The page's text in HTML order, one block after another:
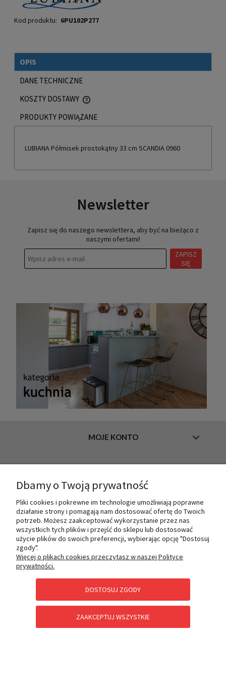
Kod produktu: 6PU102P277
OPIS
DANE TECHNICZNE
KOSZTY DOSTAWY
CENA NIE ZAWIERA EWENTUALNYCH KOSZTÓW PŁATNOŚCI
PRODUKTY POWIĄZANE
LUBIANA Półmisek prostokątny 33 cm SCANDIA 0960
Newsletter
Zapisz się do naszego newslettera, aby być na bieżąco z
naszymi ofertami!
ZAPISZ
SIĘ
MOJE KONTO
O NAS
PŁATNOŚCI I DOSTAWA
POMOC
Dbamy o Twoją prywatność
Pliki cookies i pokrewne im technologie umożliwiają poprawne
działanie strony i pomagają nam dostosować ofertę do Twoich
potrzeb. Możesz zaakceptować wykorzystanie przez nas
wszystkich tych plików i przejść do sklepu lub dostosować
użycie plików do swoich preferencji, wybierając opcję "Dostosuj
zgody".
Więcej o plikach cookies przeczytasz w naszej Polityce
prywatności.
DOSTOSUJ ZGODY
ZAAKCEPTUJ WSZYSTKIE